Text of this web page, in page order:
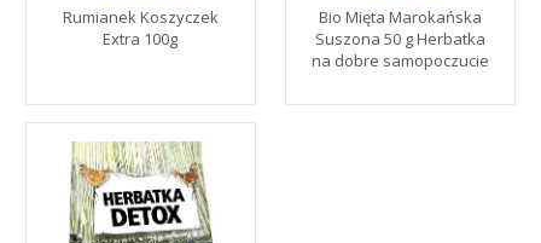
Rumianek Koszyczek
Extra 100g
Bio Mięta Marokańska
Suszona 50 g Herbatka
na dobre samopoczucie